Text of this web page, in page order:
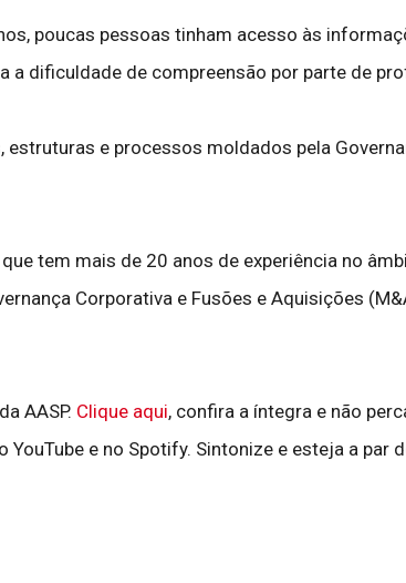
poucas pessoas tinham acesso às
dificuldade de compreensão por parte de
estruturas e processos moldados pela
tem mais de 20 anos de experiência no
Corporativa e Fusões e Aquisições
AASP. Clique aqui, confira a íntegra e não
YouTube e no Spotify. Sintonize e esteja a